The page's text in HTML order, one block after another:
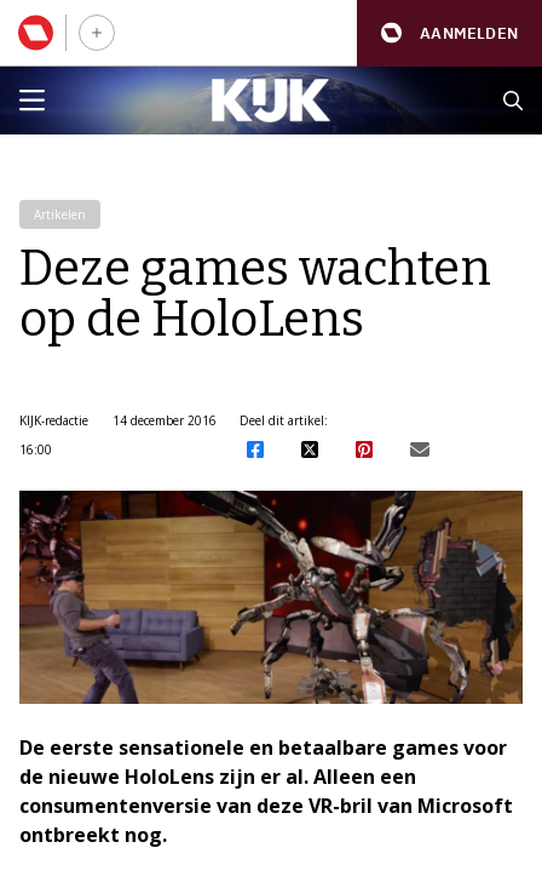
AANMELDEN
Artikelen
Deze games wachten
op de HoloLens
KIJK-redactie
14 december 2016
16:00
Deel dit artikel:
De eerste sensationele en betaalbare games voor
de nieuwe HoloLens zijn er al. Alleen een
consumentenversie van deze VR-bril van Microsoft
ontbreekt nog.